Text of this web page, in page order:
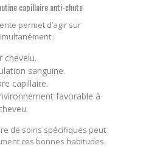
capillaire anti-chute
permet d’agir sur
:
chevelu.
sanguine.
capillaire.
favorable à
de soins spécifiques peut
ces bonnes habitudes.